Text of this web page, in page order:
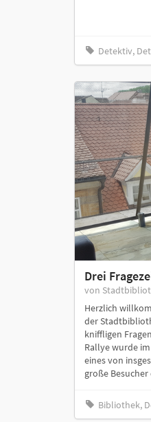
Detektiv,
Drei
von
Herzlich
der
kniffligen
Rallye wurde
eines von
große
Bibliothek,